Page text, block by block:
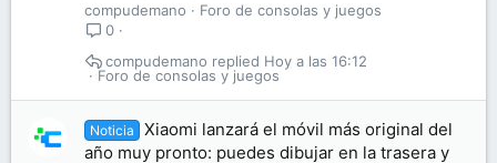
compudemano
Foro de consolas y juegos
0
Foro de consolas y juegos
Hoy a las 16:12
compudemano
Noticia
Xiaomi lanzará el móvil más original del
año muy pronto: puedes dibujar en la trasera y